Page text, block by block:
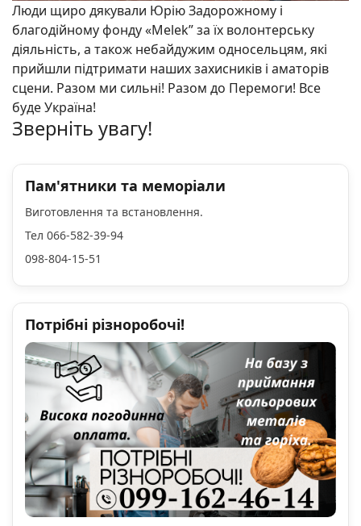
Люди щиро дякували Юрію Задорожному і
благодійному фонду «Мelek” за їх волонтерську
діяльність, а також небайдужим односельцям, які
прийшли підтримати наших захисників і аматорів
сцени. Разом ми сильні! Разом до Перемоги! Все
буде Україна!
Зверніть увагу!
Пам'ятники та меморіали
Виготовлення та встановлення.
Тел 066-582-39-94
098-804-15-51
Потрібні різноробочі!